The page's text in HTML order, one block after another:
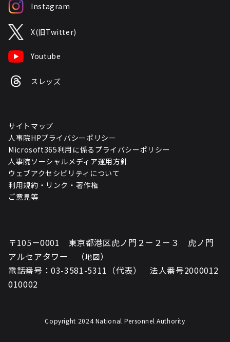
Instagram
X(旧Twitter)
Youtube
スレッズ
サイトマップ
人事院HPプライバシーポリシー
Microsoft365利用に係るプライバシーポリシー
人事院ソーシャルメディア運用方針
ウェブアクセシビリティについて
利用規約・リンク・著作権
ご意見等
〒105－0001 東京都港区虎ノ門２－２－３ 虎ノ門
アルセアタワー （地図）
電話番号：03-3581-5311（代表） 法人番号2000012
010002
Copyright 2024 National Personnel Authority